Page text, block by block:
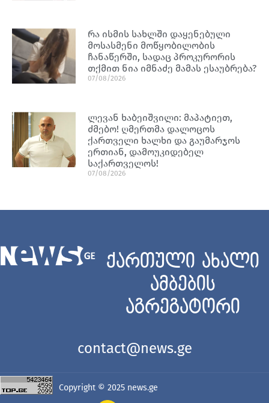
რა ისმის სახლში დაყენებული
მოსასმენი მოწყობილობის
ჩანაწერში, სადაც პროკურორის
თქმით ნია იმნაძე მამას ესაუბრება?
07/08/2026
ლევან ხაბეიშვილი: მაპატიეთ,
ძმებო! ღმერთმა დალოცოს
ქართველი ხალხი და გაუმარჯოს
ერთიან, დამოუკიდებელ
საქართველოს!
07/08/2026
ქართული ახალი
ამბების
აგრეგატორი
contact@news.ge
Copyright © 2025 news.ge